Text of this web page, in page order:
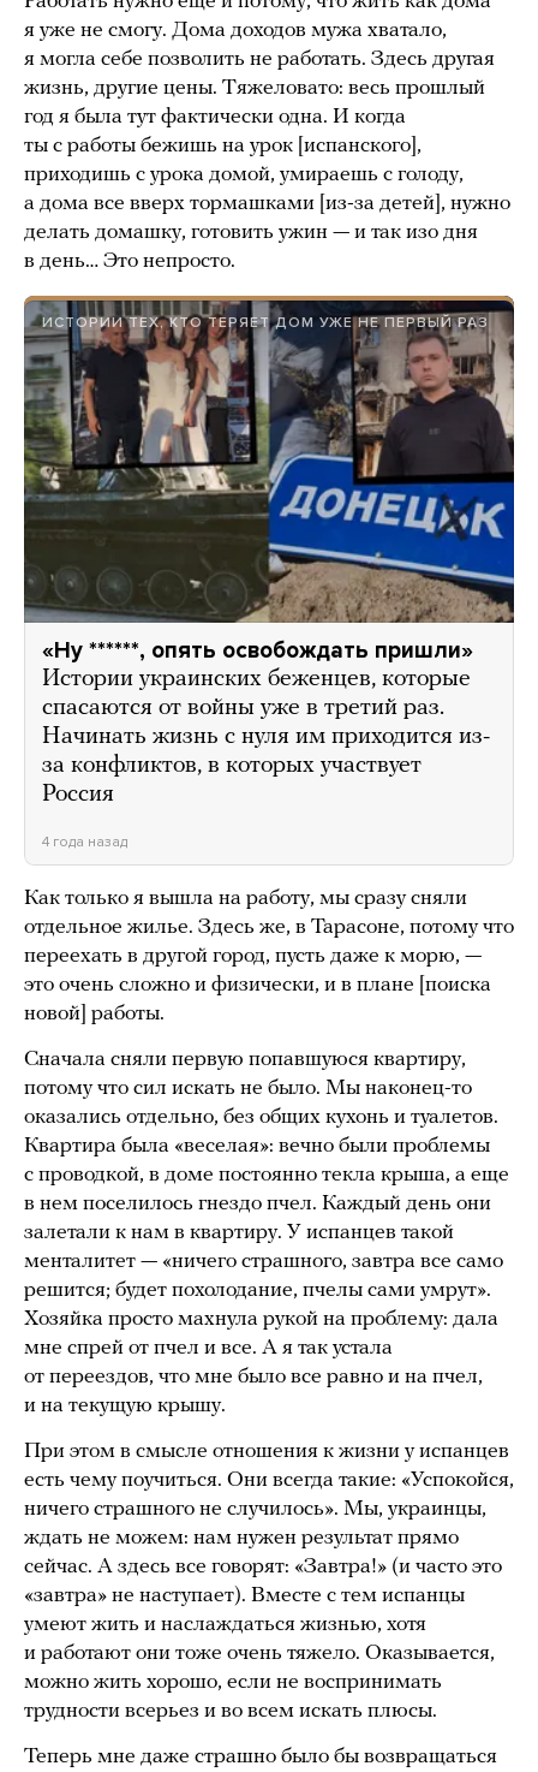
я уже не смогу. Дома доходов мужа хватало,
я могла себе позволить не работать. Здесь другая
жизнь, другие цены. Тяжеловато: весь прошлый
год я была тут фактически одна. И когда
ты с работы бежишь на урок [испанского],
приходишь с урока домой, умираешь с голоду,
а дома все вверх тормашками [из-за детей], нужно
делать домашку, готовить ужин — и так изо дня
в день… Это непросто.
ИСТОРИИ ТЕХ, КТО ТЕРЯЕТ ДОМ УЖЕ НЕ ПЕРВЫЙ РАЗ
«Ну ******, опять освобождать пришли»
Истории украинских беженцев, которые
спасаются от войны уже в третий раз.
Начинать жизнь с нуля им приходится из-
за конфликтов, в которых участвует
Россия
4 года назад
Как только я вышла на работу, мы сразу сняли
отдельное жилье. Здесь же, в Тарасоне, потому что
переехать в другой город, пусть даже к морю, —
это очень сложно и физически, и в плане [поиска
новой] работы.
Сначала сняли первую попавшуюся квартиру,
потому что сил искать не было. Мы наконец-то
оказались отдельно, без общих кухонь и туалетов.
Квартира была «веселая»: вечно были проблемы
с проводкой, в доме постоянно текла крыша, а еще
в нем поселилось гнездо пчел. Каждый день они
залетали к нам в квартиру. У испанцев такой
менталитет — «ничего страшного, завтра все само
решится; будет похолодание, пчелы сами умрут».
Хозяйка просто махнула рукой на проблему: дала
мне спрей от пчел и все. А я так устала
от переездов, что мне было все равно и на пчел,
и на текущую крышу.
При этом в смысле отношения к жизни у испанцев
есть чему поучиться. Они всегда такие: «Успокойся,
ничего страшного не случилось». Мы, украинцы,
ждать не можем: нам нужен результат прямо
сейчас. А здесь все говорят: «Завтра!» (и часто это
«завтра» не наступает). Вместе с тем испанцы
умеют жить и наслаждаться жизнью, хотя
и работают они тоже очень тяжело. Оказывается,
можно жить хорошо, если не воспринимать
трудности всерьез и во всем искать плюсы.
Теперь мне даже страшно было бы возвращаться